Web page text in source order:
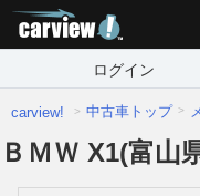
ログイン
carview! 中古車トップ
ＢＭＷ X1(富山